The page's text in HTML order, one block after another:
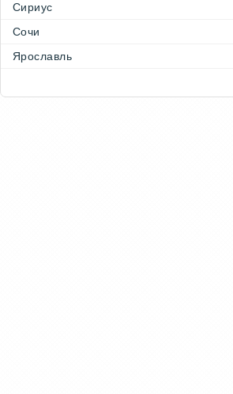
Сириус
Сочи
Ярославль